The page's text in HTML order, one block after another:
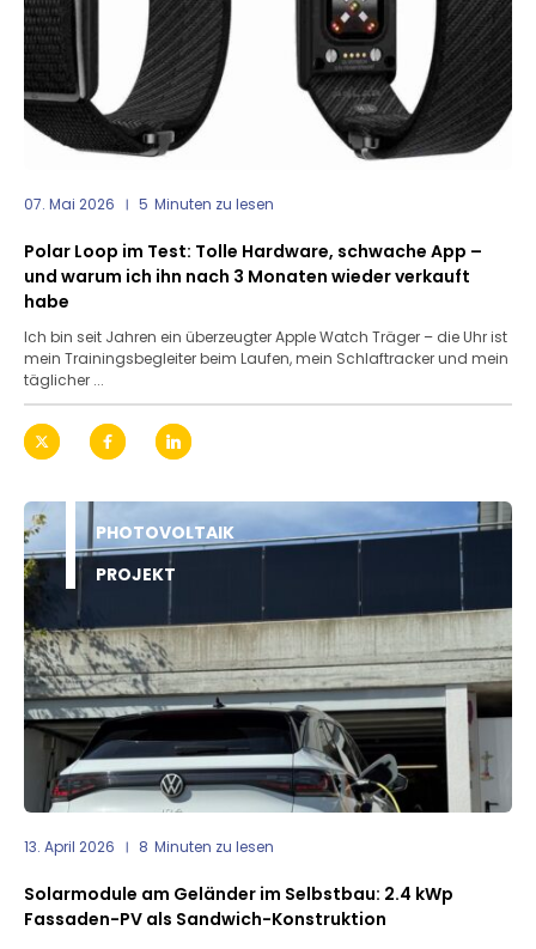
07. Mai 2026 5 Minuten zu lesen
Polar Loop im Test: Tolle Hardware, schwache App –
und warum ich ihn nach 3 Monaten wieder verkauft
habe
Ich bin seit Jahren ein überzeugter Apple Watch Träger – die Uhr ist
mein Trainingsbegleiter beim Laufen, mein Schlaftracker und mein
täglicher ...
PHOTOVOLTAIK
PROJEKT
13. April 2026 8 Minuten zu lesen
Solarmodule am Geländer im Selbstbau: 2.4 kWp
Fassaden-PV als Sandwich-Konstruktion